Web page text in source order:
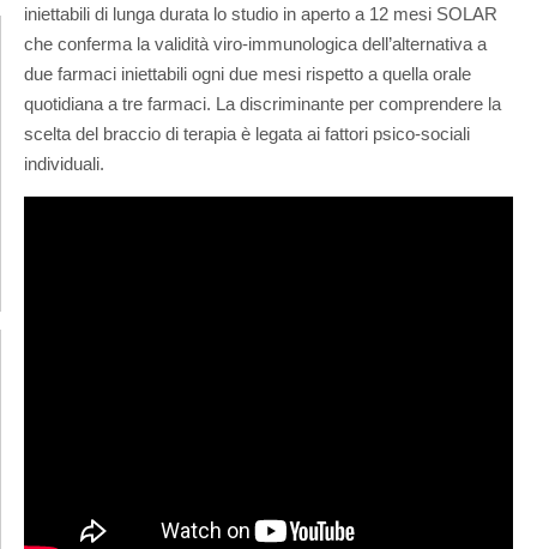
iniettabili di lunga durata lo studio in aperto a 12 mesi SOLAR
che conferma la validità viro-immunologica dell’alternativa a
due farmaci iniettabili ogni due mesi rispetto a quella orale
quotidiana a tre farmaci. La discriminante per comprendere la
scelta del braccio di terapia è legata ai fattori psico-sociali
individuali.